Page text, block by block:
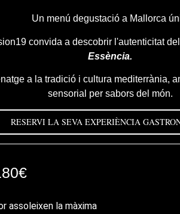
Un menú degustació a Mallorca
convida a descobrir l'autenticitat
Essència.
a la tradició i cultura mediterrània,
sensorial per sabors del món.
RESERVI LA SEVA EXPERIÈNCIA
assoleixen la màxima